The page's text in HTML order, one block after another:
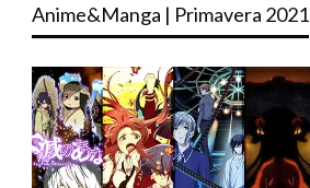
Anime&Manga | Primavera 2021